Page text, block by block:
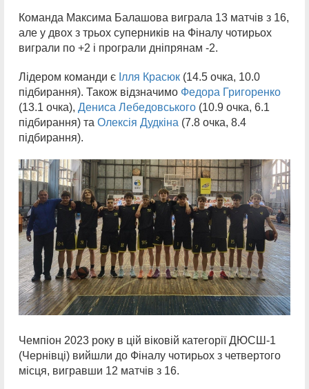
Команда Максима Балашова виграла 13 матчів з 16,
але у двох з трьох суперників на Фіналу чотирьох
виграли по +2 і програли дніпрянам -2.
Лідером команди є Ілля Красюк (14.5 очка, 10.0
підбирання). Також відзначимо Федора Григоренко
(13.1 очка), Дениса Лебедовського (10.9 очка, 6.1
підбирання) та Олексія Дудкіна (7.8 очка, 8.4
підбирання).
Чемпіон 2023 року в цій віковій категорії ДЮСШ-1
(Чернівці) вийшли до Фіналу чотирьох з четвертого
місця, вигравши 12 матчів з 16.